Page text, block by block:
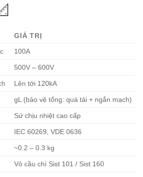
GIÁ TRỊ
100A
500V – 600V
Lên tới 120kA
gL (bảo vệ tổng: quá tải + ngắn mạch)
Sứ chịu nhiệt cao cấp
IEC 60269, VDE 0636
~0.2 – 0.3 kg
Vỏ cầu chì Sist 101 / Sist 160